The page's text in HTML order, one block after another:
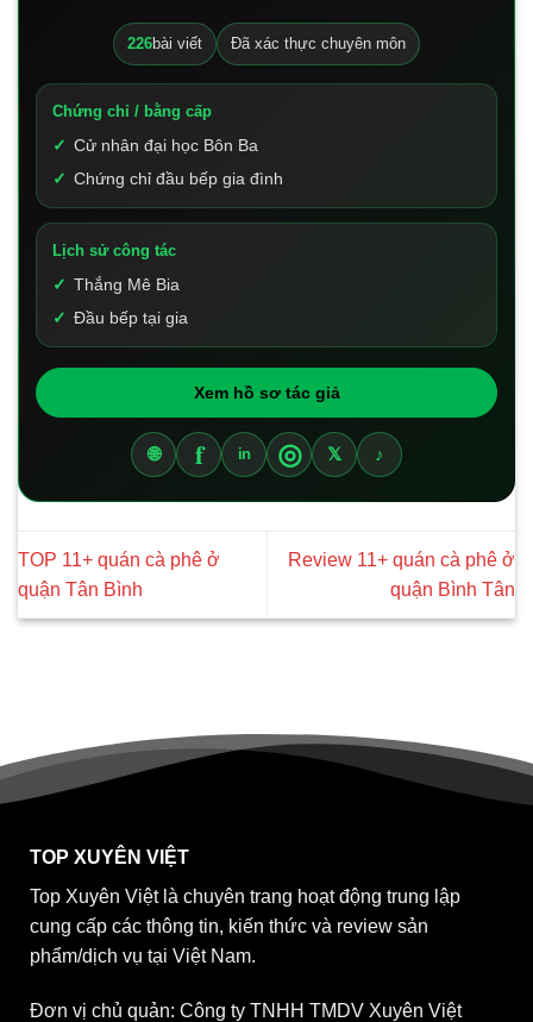
226bài viết Đã xác thực chuyên môn
Chứng chỉ / bằng cấp
Cử nhân đại học Bôn Ba
Chứng chỉ đầu bếp gia đình
Lịch sử công tác
Thắng Mê Bia
Đầu bếp tại gia
Xem hồ sơ tác giả
🌐 f in ◎ 𝕏 ♪
TOP 11+ quán cà phê ở
quận Tân Bình
Review 11+ quán cà phê ở
quận Bình Tân
TOP XUYÊN VIỆT
Top Xuyên Việt là chuyên trang hoạt động trung lập
cung cấp các thông tin, kiến thức và review sản
phẩm/dịch vụ tại Việt Nam.
Đơn vị chủ quản: Công ty TNHH TMDV Xuyên Việt